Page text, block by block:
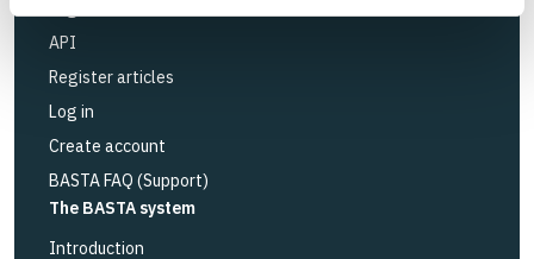
API
Register articles
Log in
Create account
BASTA FAQ (Support)
The BASTA system
Introduction